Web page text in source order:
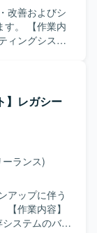
改善およびシ
業内
ィングシステ
改善、PHP
環境への
成を進めら
、主体的に
計、開発まで
します。一部
】レガシー
ランス)
アップに伴う
ステムのバー